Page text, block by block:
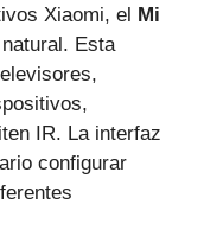
Xiaomi, el
Mi
Esta
IR. La interfaz
configurar